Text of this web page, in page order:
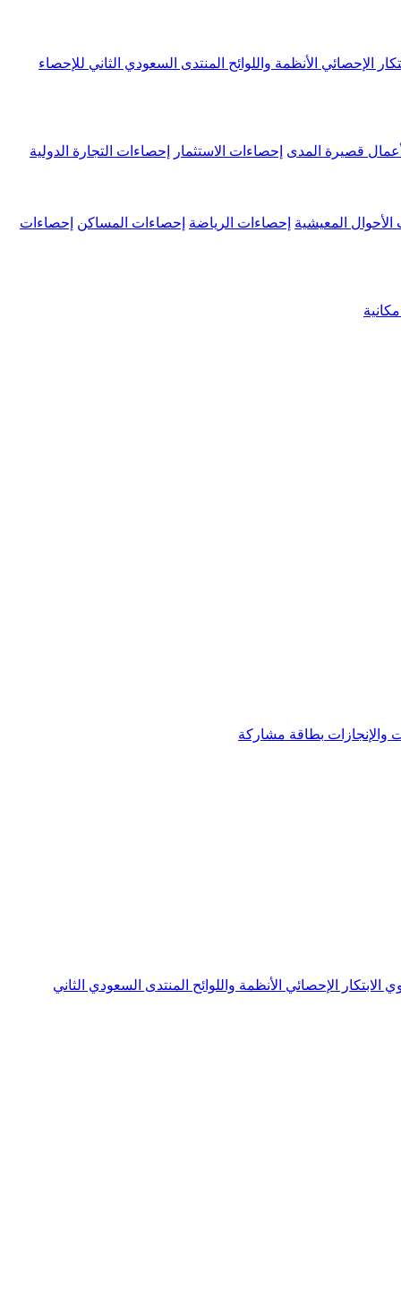
الإحصائي الأنظمة واللوائح المنتدى السعودي الثاني للإحصاء
قصيرة المدى إحصاءات الاستثمار إحصاءات التجارة الدولية
الأحوال المعيشية إحصاءات الرياضة إحصاءات المساكن إحصاءات
والإنجازات بطاقة مشاركة
الابتكار الإحصائي الأنظمة واللوائح المنتدى السعودي الثاني